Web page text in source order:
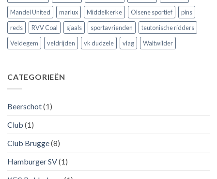
Mandel United
marlux Middelkerke Olsene sportief
pins
reds
RVV Coal sjaals sportavrienden
teutonische ridders
Veldegem
veldrijden vk dudzele vlag Waltwilder
CATEGORIEËN
Beerschot(1)
Club (1)
Club Brugge(8)
Hamburger SV(1)